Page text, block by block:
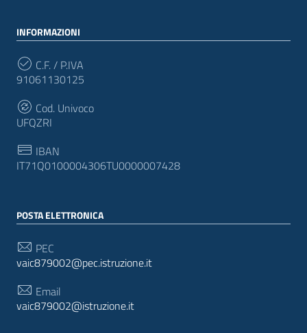
INFORMAZIONI
C.F. / P.IVA
91061130125
Cod. Univoco
UFQZRI
IBAN
IT71Q0100004306TU0000007428
POSTA ELETTRONICA
PEC
vaic879002@pec.istruzione.it
Email
vaic879002@istruzione.it